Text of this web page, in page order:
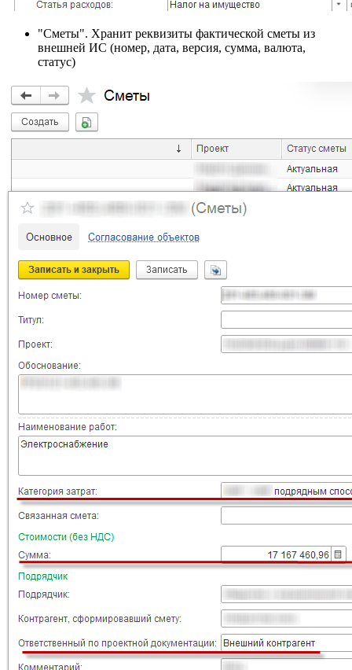
"Сметы". Хранит реквизиты фактической сметы из
внешней ИС (номер, дата, версия, сумма, валюта,
статус)